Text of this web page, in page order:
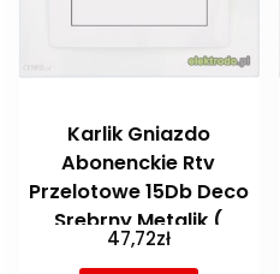
Karlik Gniazdo
Abonenckie Rtv
Przelotowe 15Db Deco
Srebrny Metalik (
7DG15P )
47,72zł